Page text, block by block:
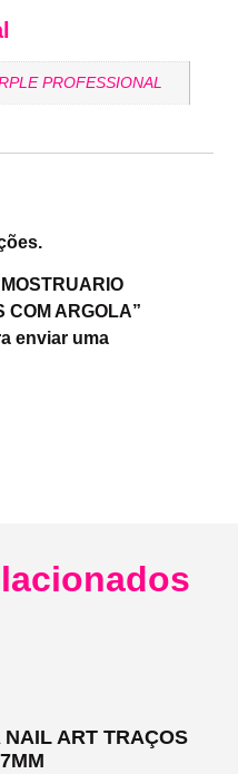
PROFESSIONAL
COM ARGOLA”
enviar uma
ART TRAÇOS